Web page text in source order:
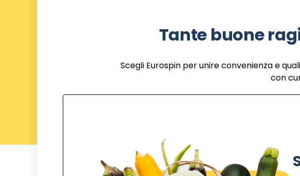
Tante buone
Scegli Eurospin per unire convenienza e
con